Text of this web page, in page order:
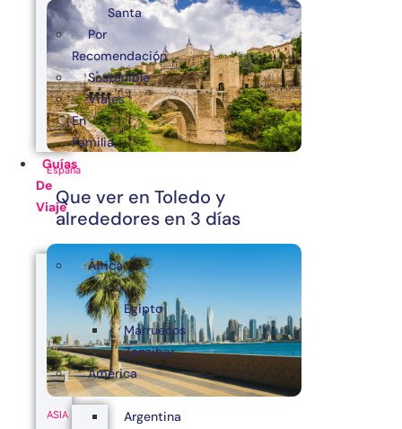
España
Que ver en Toledo y
alrededores en 3 días
ASIA
Santa
Por
Recomendación
Sostenible
Viajes
En
Familia
Guías
De
Viaje
África
Egipto
Marruecos
Zanzibar
América
Argentina